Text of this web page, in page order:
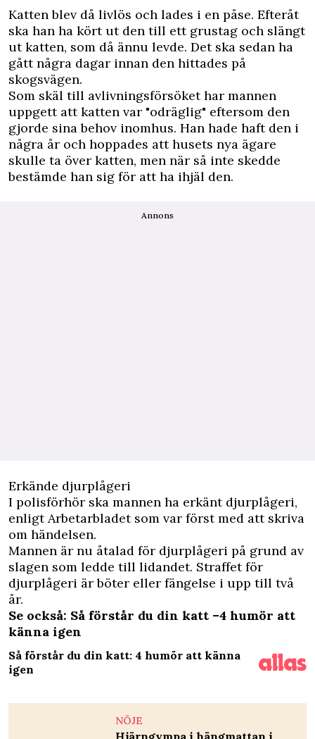
Katten blev då livlös och lades i en påse. Efteråt
ska han ha kört ut den till ett grustag och slängt
ut katten, som då ännu levde. Det ska sedan ha
gått några dagar innan den hittades på
skogsvägen.
Som skäl till avlivningsförsöket har mannen
uppgett att katten var "odräglig" eftersom den
gjorde sina behov inomhus. Han hade haft den i
några år och hoppades att husets nya ägare
skulle ta över katten, men när så inte skedde
bestämde han sig för att ha ihjäl den.
Annons
Erkände djurplågeri
I polisförhör ska mannen ha erkänt djurplågeri,
enligtArbetarbladetsom var först med att skriva
om händelsen.
Mannen är nu åtalad för djurplågeri på grund av
slagen som ledde till lidandet. Straffet för
djurplågeri är böter eller fängelse i upp till två
år.
Se också: Så förstår du din katt –4 humör att
känna igen
Så förstår du din katt: 4 humör att känna
igen
NÖJE
Hjärngympa i hängmattan i